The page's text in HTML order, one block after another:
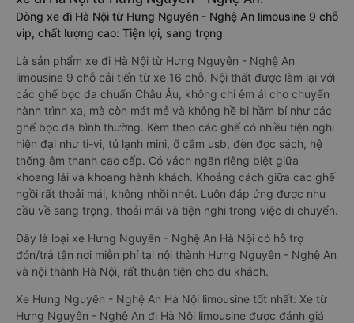
Dòng xe đi Hà Nội từ Hưng Nguyên - Nghệ An limousine 9 chỗ
vip, chất lượng cao: Tiện lợi, sang trọng
Là sản phẩm xe đi Hà Nội từ Hưng Nguyên - Nghệ An
limousine 9 chỗ cải tiến từ xe 16 chỗ. Nội thất được làm lại với
các ghế bọc da chuẩn Châu Âu, không chỉ êm ái cho chuyến
hành trình xa, mà còn mát mẻ và không hề bị hầm bí như các
ghế bọc da bình thường. Kèm theo các ghế có nhiều tiện nghi
hiện đại như ti-vi, tủ lạnh mini, ổ cắm usb, đèn đọc sách, hệ
thống âm thanh cao cấp. Có vách ngăn riêng biệt giữa
khoang lái và khoang hành khách. Khoảng cách giữa các ghế
ngồi rất thoải mái, không nhồi nhét. Luôn đáp ứng được nhu
cầu về sang trọng, thoải mái và tiện nghi trong việc di chuyển.
Đây là loại xe Hưng Nguyên - Nghệ An Hà Nội có hỗ trợ
đón/trả tận nơi miễn phí tại nội thành Hưng Nguyên - Nghệ An
và nội thành Hà Nội, rất thuận tiện cho du khách.
Xe Hưng Nguyên - Nghệ An Hà Nội limousine tốt nhất: Xe từ
Hưng Nguyên - Nghệ An đi Hà Nội limousine được đánh giá